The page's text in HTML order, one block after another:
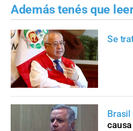
Además tenés que
Se
Brasil
causa